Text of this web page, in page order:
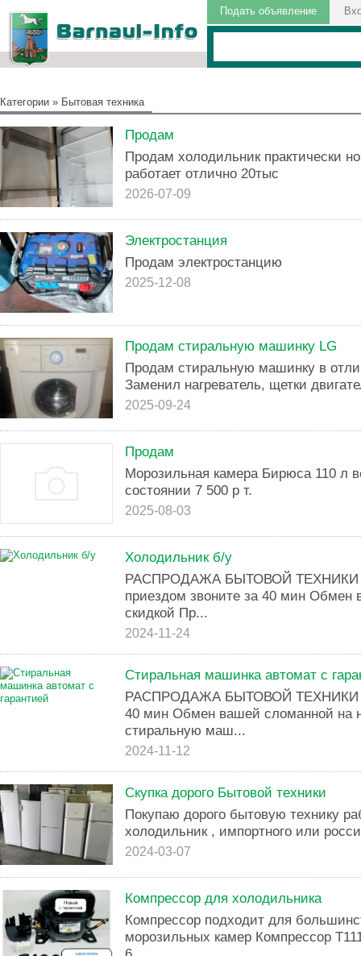
Подать объявление
Категории » Бытовая техника
Продам
Продам холодильник практически
работает отлично 20тыс
2026-07-09
Электростанция
Продам электростанцию
2025-12-08
Продам стиральную машинку LG
Продам стиральную машинку в
Заменил нагреватель, щетки
2025-09-24
Продам
Морозильная камера Бирюса 110 л
состоянии 7 500 р т.
2025-08-03
Холодильник б/у
РАСПРОДАЖА БЫТОВОЙ ТЕХНИКИ
приездом звоните за 40 мин
скидкой Пр...
2024-11-24
Стиральная машинка автомат с
РАСПРОДАЖА БЫТОВОЙ ТЕХНИКИ
40 мин Обмен вашей сломанной на
стиральную маш...
2024-11-12
Скупка дорого Бытовой техники
Покупаю дорого бытовую технику
холодильник , импортного или
2024-03-07
Компрессор для холодильника
Компрессор подходит для
морозильных камер Компрессор